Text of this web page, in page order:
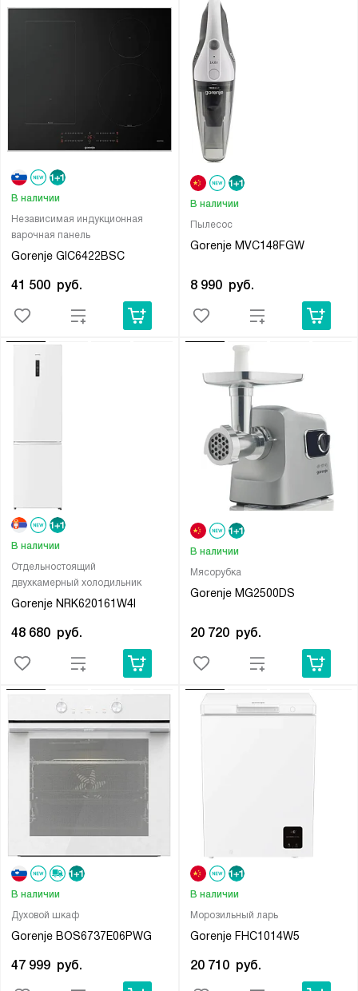
Независимая индукционная
варочная панель
Gorenje GIC6422BSC
В наличии
41 500 руб.
Пылесос
Gorenje MVC148FGW
В наличии
8 990 руб.
Отдельностоящий
двухкамерный холодильник
Gorenje NRK620161W4I
В наличии
48 680 руб.
Мясорубка
Gorenje MG2500DS
В наличии
20 720 руб.
Духовой шкаф
Gorenje BOS6737E06PWG
В наличии
47 999 руб.
Морозильный ларь
Gorenje FHC1014W5
В наличии
20 710 руб.